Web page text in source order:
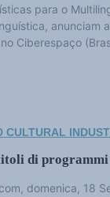
para o
anunciam
Ciberespaço
CULTURAL
di programmi
domenica, 18